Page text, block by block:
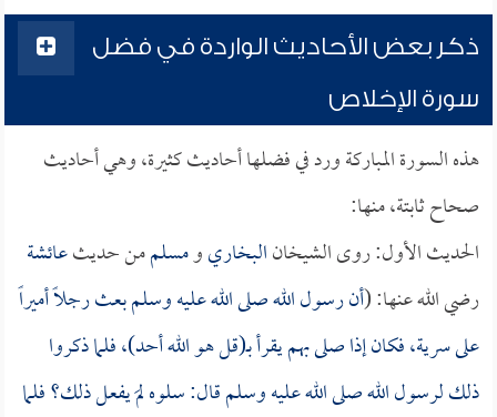
ذكر بعض الأحاديث الواردة في فضل
سورة الإخلاص
هذه السورة المباركة ورد في فضلها أحاديث كثيرة، وهي أحاديث
صحاح ثابتة، منها:
الحديث الأول: روى الشيخانالبخاريومسلممن حديثعائشة
رضي الله عنها: (أن رسول الله صلى الله عليه وسلم بعث رجلاً أميراً
على سرية، فكان إذا صلى بهم يقرأ بـ(قل هو الله أحد)، فلما ذكروا
ذلك لرسول الله صلى الله عليه وسلم قال: سلوه لمَ يفعل ذلك؟ فلما